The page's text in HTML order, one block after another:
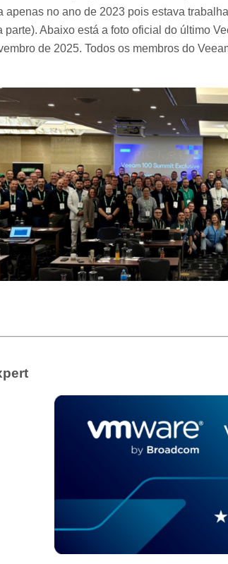
apenas no ano de 2023 pois estava
parte). Abaixo está a foto oficial do último
de 2025. Todos os membros do